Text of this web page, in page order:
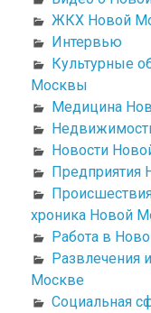
ЖКХ Новой
Интервью
Культурные
Москвы
Медицина
Новости
Предприятия
хроника Новой
Работа в
Развлечения
Москве
Социальная